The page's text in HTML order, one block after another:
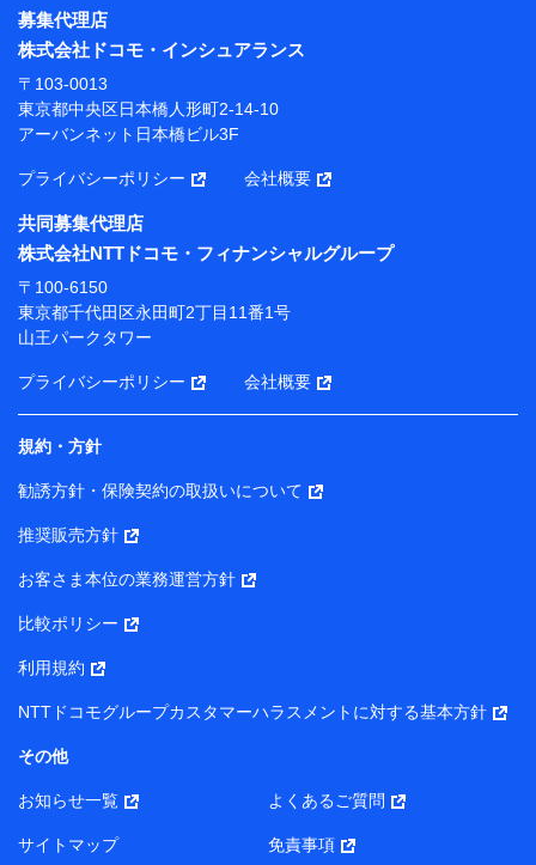
【利用目的】
当社または株式会社NTTドコモ・フィナンシャルグルー
プが提供する保険関連サービスにおけるユーザー登録受
付および管理のため
当社または株式会社NTTドコモ・フィナンシャルグルー
携会社の保険その他に関する情報を提供するため、また
維持管理等の委託業務遂行のため、またそれらに付帯、
関連する当社または株式会社NTTドコモ・フィナンシャ
ルグループおよび提携会社のサービスを案内、提供する
ため
（各サービスで取得したサービス利用履歴、ウェブサイ
トの閲覧履歴、購買履歴、ご契約内容等のパーソナルデ
ータを分析して、お客さまの趣味・嗜好・傾向に応じた
サービス・商品等に関するご提案や広告の配信等を行う
ことがあります。）
各種セミナーの開催のため
コンサルティングサービスの実施のため
アンケートやキャンペーン等の実施のため
上記に係る案内・手続き・管理等付帯業務を行うため
所・代表者名】
り）
株式会社NTTドコモ・フィナンシャルグループ 代表取締役
社長 廣井 孝史
東京都中央区日本橋人形町2-14-10 アーバンネット日本橋
株式会社ドコモ・インシュアランス 代表取締役社長 吉
村 忠義
募集代理店
株式会社ドコモ・インシュアランス
〒103-0013
東京都中央区日本橋人形町2-14-10
アーバンネット日本橋ビル3F
プライバシーポリシー 会社概要
共同募集代理店
株式会社NTTドコモ・フィナンシャルグループ
〒100-6150
東京都千代田区永田町2丁目11番1号
山王パークタワー
プライバシーポリシー 会社概要
規約・方針
勧誘方針・保険契約の取扱いについて
推奨販売方針
お客さま本位の業務運営方針
比較ポリシー
利用規約
NTTドコモグループカスタマーハラスメントに対する基本方針
その他
お知らせ一覧 よくあるご質問
サイトマップ 免責事項